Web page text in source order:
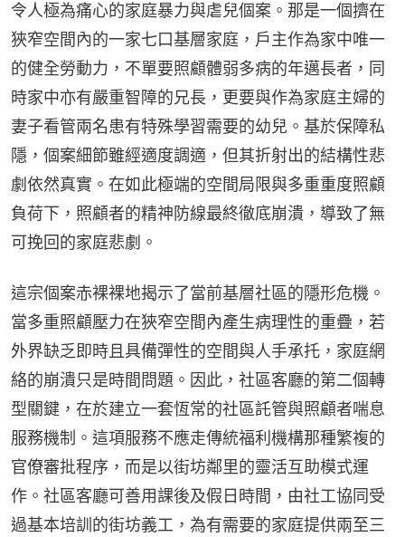
令人極為痛心的家庭暴力與虐兒個案。那是一個擠在
狹窄空間內的一家七口基層家庭，戶主作為家中唯一
的健全勞動力，不單要照顧體弱多病的年邁長者，同
時家中亦有嚴重智障的兄長，更要與作為家庭主婦的
妻子看管兩名患有特殊學習需要的幼兒。基於保障私
隱，個案細節雖經適度調適，但其折射出的結構性悲
劇依然真實。在如此極端的空間局限與多重重度照顧
負荷下，照顧者的精神防線最終徹底崩潰，導致了無
可挽回的家庭悲劇。
這宗個案赤裸裸地揭示了當前基層社區的隱形危機。
當多重照顧壓力在狹窄空間內產生病理性的重疊，若
外界缺乏即時且具備彈性的空間與人手承托，家庭網
絡的崩潰只是時間問題。因此，社區客廳的第二個轉
型關鍵，在於建立一套恆常的社區託管與照顧者喘息
服務機制。這項服務不應走傳統福利機構那種繁複的
官僚審批程序，而是以街坊鄰里的靈活互助模式運
作。社區客廳可善用課後及假日時間，由社工協同受
過基本培訓的街坊義工，為有需要的家庭提供兩至三